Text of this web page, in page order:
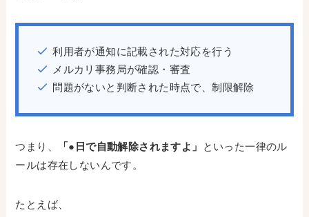
利用者が通知に記載された対応を行う
メルカリ事務局が確認・審査
問題がないと判断された時点で、制限解除
つまり、 「●日で自動解除されますよ」
といった一律のル
ールは存在しないんです。
たとえば、